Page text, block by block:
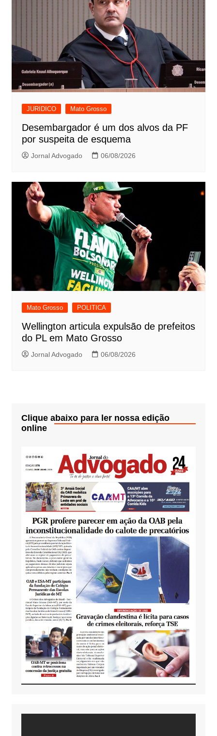
JURIDICO Mato Grosso
Desembargador é um dos alvos da PF
por suspeita de esquema
Jornal Advogado 06/08/2026
Mato Grosso POLITICA
Wellington articula expulsão de prefeitos
do PL em Mato Grosso
Jornal Advogado 06/08/2026
Clique abaixo para ler nossa edição
online